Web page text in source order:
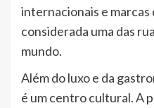
internacionais e marcas
considerada uma das
mundo.
Além do luxo e da
é um centro cultural. A